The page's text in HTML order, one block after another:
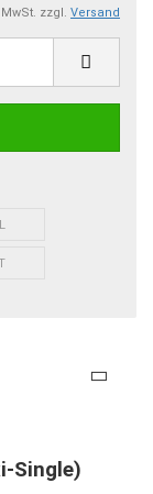
zzgl. Versand
Single)